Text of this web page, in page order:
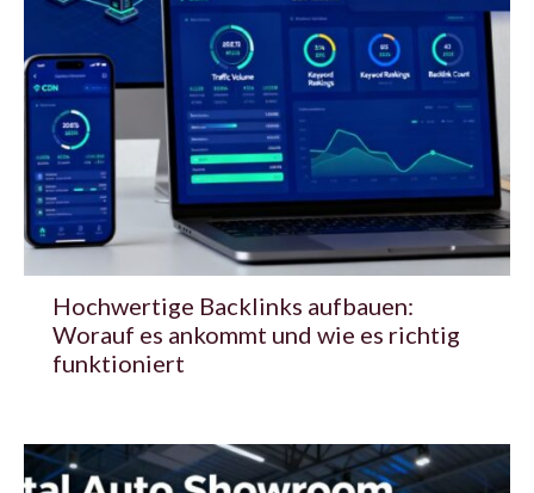
Hochwertige Backlinks aufbauen:
Worauf es ankommt und wie es richtig
funktioniert